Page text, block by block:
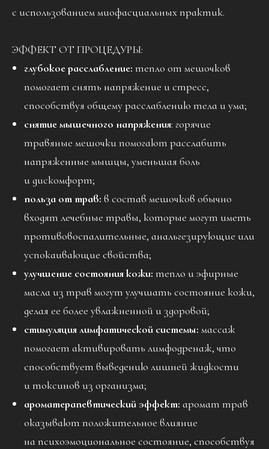
с использованием миофасциальных практик.
ЭФФЕКТ ОТ ПРОЦЕДУРЫ:
глубокое расслабление: тепло от мешочков
помогает снять напряжение и стресс,
способствуя общему расслаблению тела и ума;
снятие мышечного напряжения: горячие
травяные мешочки помогают расслабить
напряженные мышцы, уменьшая боль
и дискомфорт;
польза от трав: в состав мешочков обычно
входят лечебные травы, которые могут иметь
противовоспалительные, анальгезирующие или
успокаивающие свойства;
улучшение состояния кожи: тепло и эфирные
масла из трав могут улучшать состояние кожи,
делая ее более увлажненной и здоровой;
стимуляция лимфатической системы: массаж
помогает активировать лимфодренаж, что
способствует выведению лишней жидкости
и токсинов из организма;
ароматерапевтический эффект: аромат трав
оказывают положительное влияние
на психоэмоциональное состояние, способствуя